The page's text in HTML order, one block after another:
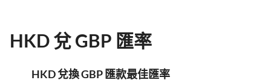
HKD 兌 GBP 匯率
HKD 兌換 GBP 匯款最佳匯率